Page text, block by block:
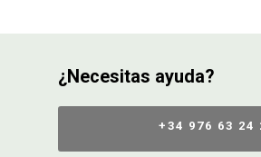
¿Necesitas ayuda?
+34 976 63 24